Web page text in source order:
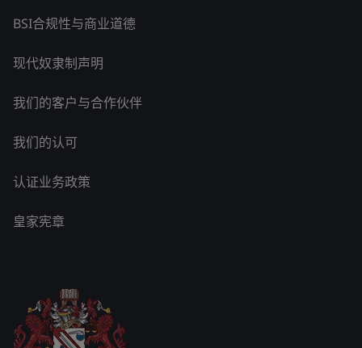
BSI合规性与商业道德
现代奴隶制声明
我们的客户与合作伙伴
我们的认可
认证业务政策
皇家宪章